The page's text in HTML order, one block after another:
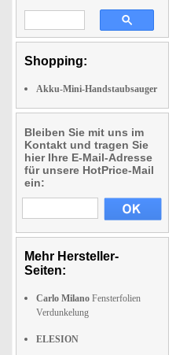
Shopping:
Akku-Mini-Handstaubsauger
Bleiben Sie mit uns im
Kontakt und tragen Sie
hier Ihre E-Mail-Adresse
für unsere HotPrice-Mail
ein:
Mehr Hersteller-
Seiten:
Carlo Milano Fensterfolien
Verdunkelung
ELESION